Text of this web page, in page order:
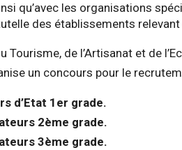
qu’avec les organisations
des établissements
Tourisme, de l’Artisanat et de
un concours pour le
d’Etat 1er grade.
2ème grade.
3ème grade.